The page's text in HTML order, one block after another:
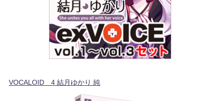
VOCALOID™4 結月ゆかり 純